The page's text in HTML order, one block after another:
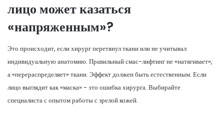
лицо может казаться
«напряженным»?
Это происходит, если хирург перетянул ткани или не учитывал
индивидуальную анатомию. Правильный смас-лифтинг не «натягивает»,
а «перераспределяет» ткани. Эффект должен быть естественным. Если
лицо выглядит как «маска» - это ошибка хирурга. Выбирайте
специалиста с опытом работы с зрелой кожей.